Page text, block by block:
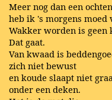
Meer nog dan een
heb ik 's morgens moed
Wakker worden is geen
Dat gaat.
Van kwaad is
zich niet bewust
en koude slaapt niet
onder een deken.